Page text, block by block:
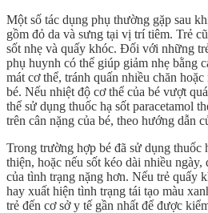
Một số tác dụng phụ thường gặp sau
gồm đỏ da và sưng tại vị trí tiêm. Trẻ
sốt nhẹ và quấy khóc. Đối với những
phụ huynh có thể giúp giảm nhẹ bằng
mát cơ thể, tránh quấn nhiều chăn
bé. Nếu nhiệt độ cơ thể của bé vượt
thể sử dụng thuốc hạ sốt paracetamol
trên cân nặng của bé, theo hướng dẫn
Trong trường hợp bé đã sử dụng thuốc
thiện, hoặc nếu sốt kéo dài nhiều ngày,
của tình trạng nặng hơn. Nếu trẻ quấy
hay xuất hiện tình trạng tái tạo màu
trẻ đến cơ sở y tế gần nhất để được